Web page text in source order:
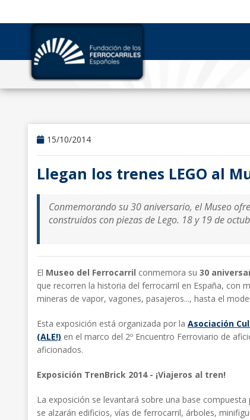
15/10/2014
Llegan los trenes LEGO al
Conmemorando su 30 aniversario, el Museo
construidos con piezas de Lego. 18 y 19 de
El Museo del Ferrocarril conmemora su 30
que recorren la historia del ferrocarril en España, con
mineras de vapor, vagones, pasajeros..., hasta el
Esta exposición está organizada por la Asociación
(ALE!) en el marco del 2º Encuentro Ferroviario de
aficionados.
Exposición TrenBrick 2014 - ¡Viajeros al tren!
La exposición se levantará sobre una base
se alzarán edificios, vías de ferrocarril, árboles,